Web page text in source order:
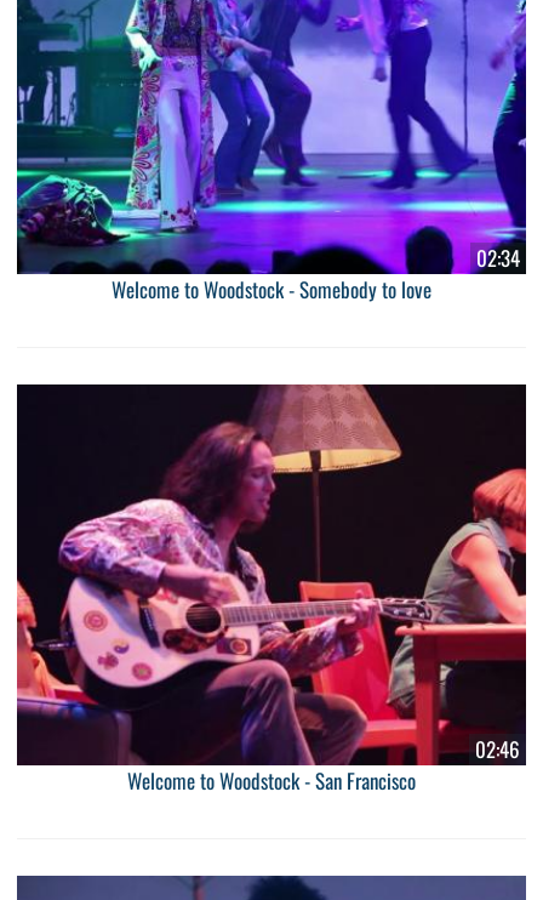
02:34
Welcome to Woodstock - Somebody to love
02:46
Welcome to Woodstock - San Francisco